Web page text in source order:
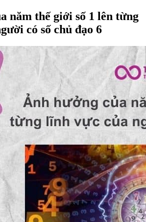
năm thế giới số 1 lên từng
có số chủ đạo 6